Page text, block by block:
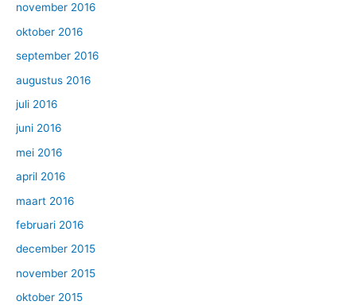
november 2016
oktober 2016
september 2016
augustus 2016
juli 2016
juni 2016
mei 2016
april 2016
maart 2016
februari 2016
december 2015
november 2015
oktober 2015